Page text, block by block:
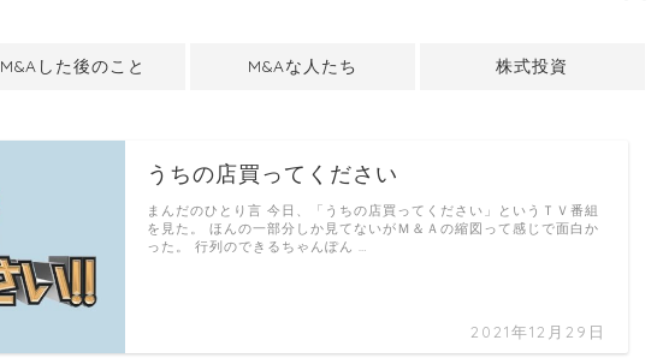
M&Aした後のこと M&Aな人たち 株式投資
うちの店買ってください
2021年12月29日
まんだのひとり言 今日、「うちの店買ってください」というＴＶ番組
を見た。 ほんの一部分しか見てないがＭ＆Ａの縮図って感じで面白か
った。 行列のできるちゃんぽん …